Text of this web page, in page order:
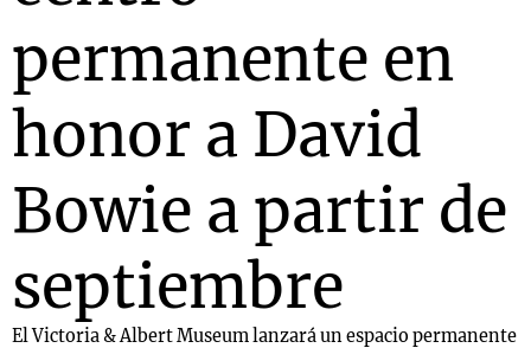
permanente en
honor a David
Bowie a partir de
septiembre
El Victoria & Albert Museum lanzará un espacio permanente